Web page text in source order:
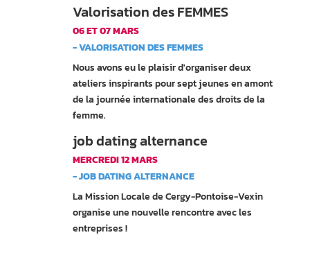
Valorisation des FEMMES
06 ET 07 MARS
- VALORISATION DES FEMMES
Nous avons eu le plaisir d'organiser deux
ateliers inspirants pour sept jeunes en amont
de la journée internationale des droits de la
femme.
job dating alternance
MERCREDI 12 MARS
- JOB DATING ALTERNANCE
La Mission Locale de Cergy-Pontoise-Vexin
organise une nouvelle rencontre avec les
entreprises !